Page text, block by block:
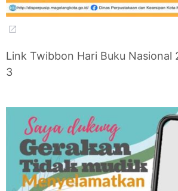
Link Twibbon Hari Buku Nasional
3